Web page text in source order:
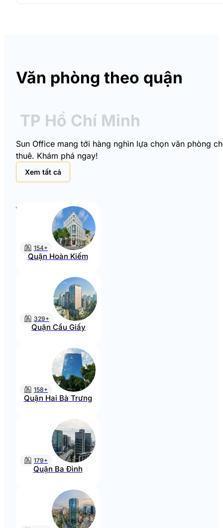
Văn phòng theo quận
TP Hồ Chí Minh
Sun Office mang tới hàng nghìn lựa chọn văn phòng
thuê. Khám phá ngay!
Xem tất cả
154+
Quận Hoàn Kiếm
329+
Quận Cầu Giấy
158+
Quận Hai Bà Trưng
179+
Quận Ba Đình